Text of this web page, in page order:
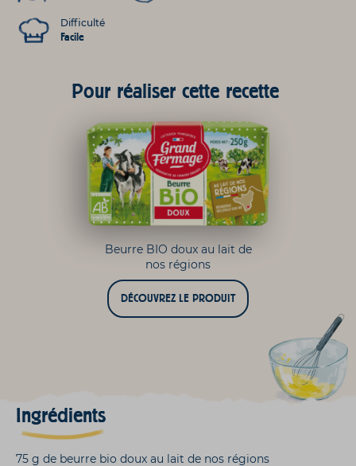
Difficulté
Facile
Pour réaliser cette recette
Beurre BIO doux au lait de
nos régions
DÉCOUVREZ LE PRODUIT
Ingrédients
75 g de beurre bio doux au lait de nos régions